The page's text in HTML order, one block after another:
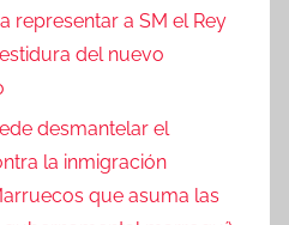
representar a SM el Rey
del nuevo
desmantelar el
la inmigración
que asuma las